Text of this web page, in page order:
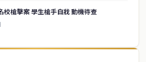
校槍擊案 學生槍手自戕 動機待查
一家總部設於曼谷的中文新聞媒體，致力於